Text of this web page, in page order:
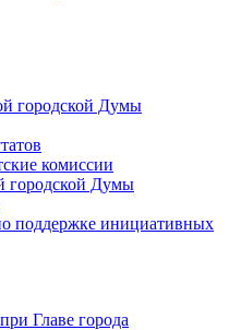
городской Думы
комиссии
городской Думы
поддержке инициативных
Главе города